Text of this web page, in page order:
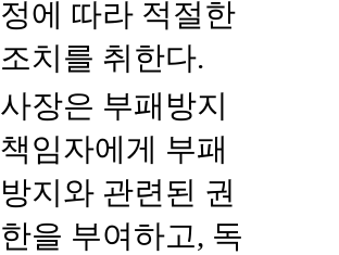
정에 따라 적절한
조치를 취한다.
사장은 부패방지
책임자에게 부패
방지와 관련된 권
한을 부여하고, 독